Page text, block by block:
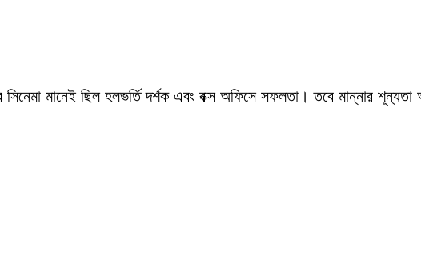
মানেই ছিল হলভর্তি দর্শক এবং বক্স অফিসে সফলতা। তবে মান্নার